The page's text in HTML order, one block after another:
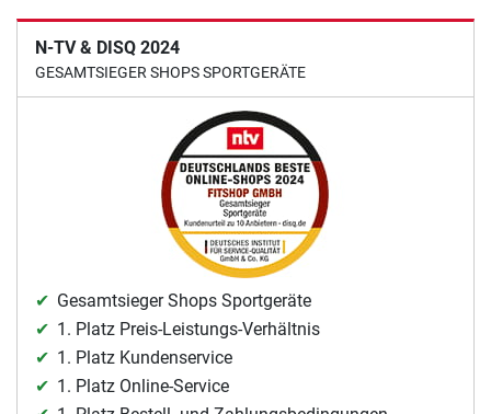
N-TV & DISQ 2024
GESAMTSIEGER SHOPS SPORTGERÄTE
Gesamtsieger Shops Sportgeräte
1. Platz Preis-Leistungs-Verhältnis
1. Platz Kundenservice
1. Platz Online-Service